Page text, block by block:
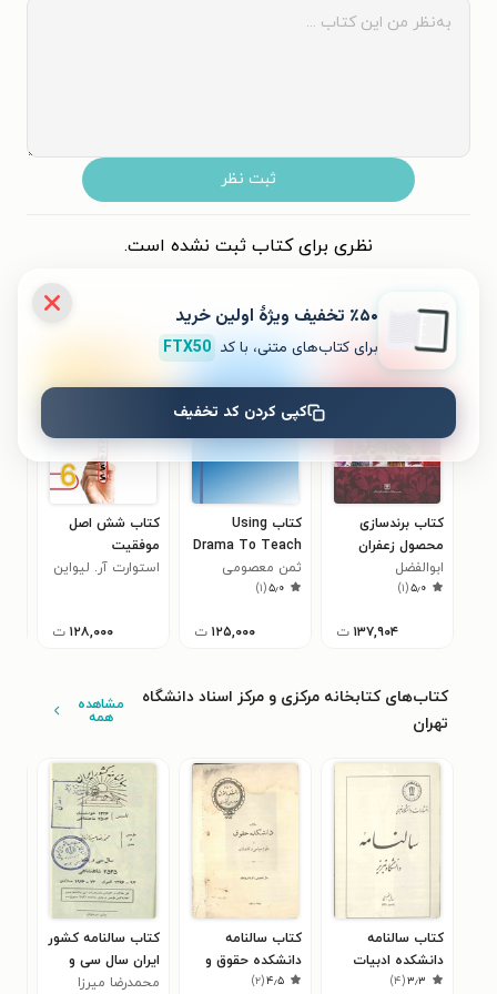
ثبت نظر
نظری برای کتاب ثبت نشده است.
کتاب‌های مشابه
کتاب برندسازی
محصول زعفران
ابوالفضل
معصوم‌زاده زواره
۵٫۰(۱)
۱۳۷,۹۰۴ ت
کتاب Using
Drama To Teach
English
Conversations
ثمن معصومی
مقدم
۵٫۰(۱)
۱۲۵,۰۰۰ ت
کتاب شش اصل
موفقیت
استوارت آر. لیواین
۱۲۸,۰۰۰ ت
کتاب‌های کتابخانه مرکزی و مرکز اسناد دانشگاه
تهران
مشاهده
همه
کتاب سالنامه
دانشکده ادبیات
تبریز سال ۱۳۳۰
۳٫۳(۴)
کتاب سالنامه
دانشکده حقوق و
علوم سیاسی و
۴٫۵(۲)
کتاب سالنامه کشور
ایران سال سی و
یکم ۲۵۳۵
محمد‌رضا میرزا
٪۵۰ تخفیف ویژۀ اولین خرید
برای کتاب‌های متنی، با کد FTX50
کپی کردن کد تخفیف